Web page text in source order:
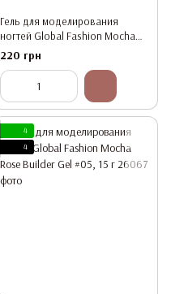
Гель для моделирования
ногтей Global Fashion Mocha
Rose Builder Gel #02, 15 г
220 грн
4
4